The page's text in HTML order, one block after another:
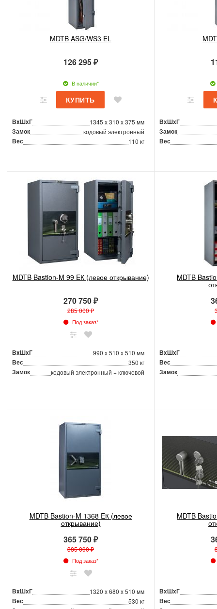
MDTB ASG/WS3 EL
126 295 ₽
В наличии*
ВxШxГ 1345 x 310 x 375 мм
Замок кодовый электронный
Вес 110 кг
ВxШxГ
Замок
Вес
MDTB Bastion-M 99 EК (левое открывание)
270 750 ₽
285 000 ₽
Под заказ*
ВxШxГ 990 x 510 x 510 мм
Вес 350 кг
Замок кодовый электронный + ключевой
MDTB
ВxШxГ
Вес
Замок
MDTB Bastion-M 1368 EК (левое
открывание)
365 750 ₽
385 000 ₽
Под заказ*
ВxШxГ 1320 x 680 x 510 мм
Вес 530 кг
MDTB
ВxШxГ
Вес